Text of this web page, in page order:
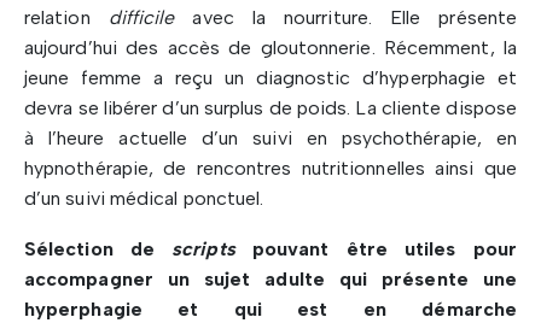
relation difficileavec la nourriture. Elle présente
aujourd’hui des accès de gloutonnerie. Récemment, la
jeune femme a reçu un diagnostic d’hyperphagie et
devra se libérer d’un surplus de poids. La cliente dispose
à l’heure actuelle d’un suivi en psychothérapie, en
hypnothérapie, de rencontres nutritionnelles ainsi que
d’un suivi médical ponctuel.
Sélection de scriptspouvant être utiles pour
accompagner un sujet adulte qui présente une
hyperphagie et qui est en démarche